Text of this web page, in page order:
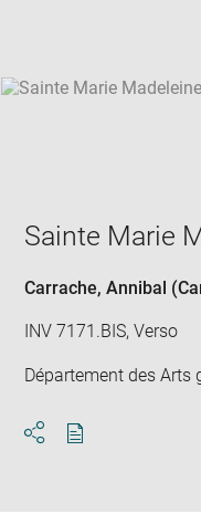
Sainte Marie
Carrache, Annibal
INV 7171.BIS, Verso
Département des Arts